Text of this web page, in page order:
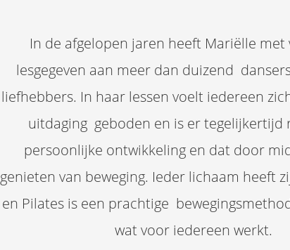
In de afgelopen jaren heeft Mariëlle met
lesgegeven aan meer dan duizend
liefhebbers. In haar lessen voelt iedereen
uitdaging geboden en is er tegelijkertijd
persoonlijke ontwikkeling en dat door
genieten van beweging. Ieder lichaam heeft
en Pilates is een prachtige
wat voor iedereen werkt.